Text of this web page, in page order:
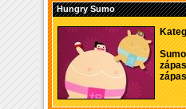
Hungry Sumo